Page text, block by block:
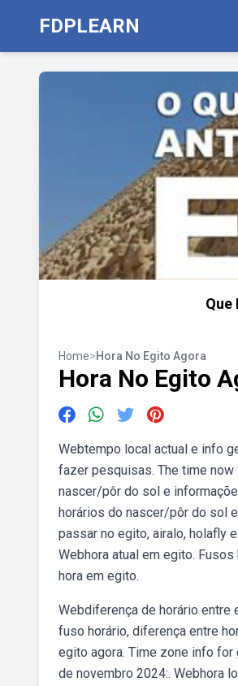
FDPLEARN
Que
Home>Hora No Egito Agora
Hora No Egito
Webtempo local actual e info
fazer pesquisas. The time now
nascer/pôr do sol e
horários do nascer/pôr do sol
passar no egito, airalo, holafly
Webhora atual em egito.
hora em egito.
Webdiferença de horário entre
fuso horário, diferença entre
egito agora. Time zone info for
de novembro 2024:. Webhora